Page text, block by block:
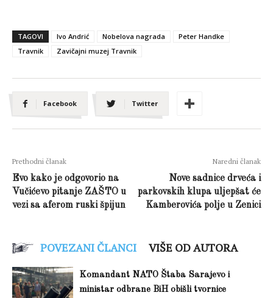
TAGOVI Ivo Andrić Nobelova nagrada
Peter Handke
Travnik
Zavičajni muzej Travnik
Facebook Twitter
Prethodni članak
Evo kako je odgovorio na
Vučićevo pitanje ZAŠTO u
vezi sa aferom ruski špijun
Naredni članak
Nove sadnice drveća i
parkovskih klupa uljepšat će
Kamberovića polje u Zenici
POVEZANI ČLANCI VIŠE OD AUTORA
Komandant NATO Štaba Sarajevo i
ministar odbrane BiH obišli tvornice